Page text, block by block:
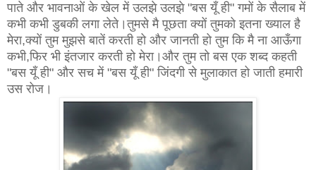
पाते और भावनाओं के खेल में उलझे उलझे "बस यूँ ही" गमों के सैलाब में
कभी कभी डुबकी लगा लेते।तुमसे मै पूछता क्यों तुमको इतना ख्याल है
मेरा,क्यों तुम मुझसे बातें करती हो और जानती हो तुम कि मै ना आऊँगा
कभी,फिर भी इंतजार करती हो मेरा।और तुम तो बस एक शब्द कहती
"बस यूँ ही" और सच में "बस यूँ ही" जिंदगी से मुलाकात हो जाती हमारी
उस रोज।